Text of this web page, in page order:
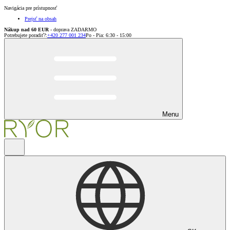
Navigácia pre prístupnosť
Prejsť na obsah
Nákup nad 60 EUR - doprava ZADARMO
Potrebujete poradiť?:+420 277 001 234Po - Pia: 6:30 - 15:00
Menu